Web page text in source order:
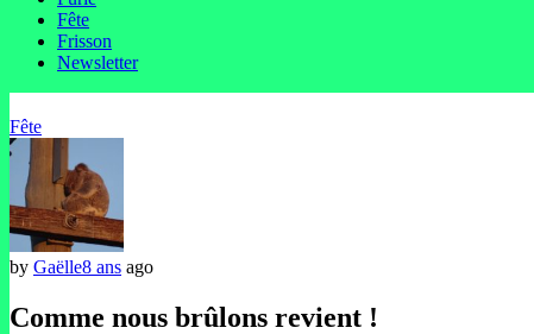
Fête
Frisson
Newsletter
Fête
by Gaëlle8 ans ago
Comme nous brûlons revient !